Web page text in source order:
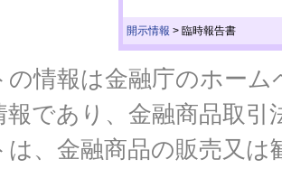
開示情報 > 臨時報告書
の情報は金融庁のホー
報であり、金融商品取
は、金融商品の販売又